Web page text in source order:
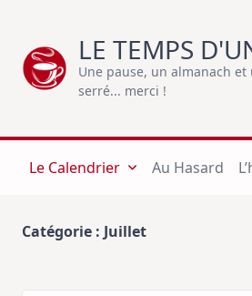
content
LE TEMPS
Une pause, un almanach et
serré... merci !
Le Calendrier Au Hasard
Catégorie : Juillet